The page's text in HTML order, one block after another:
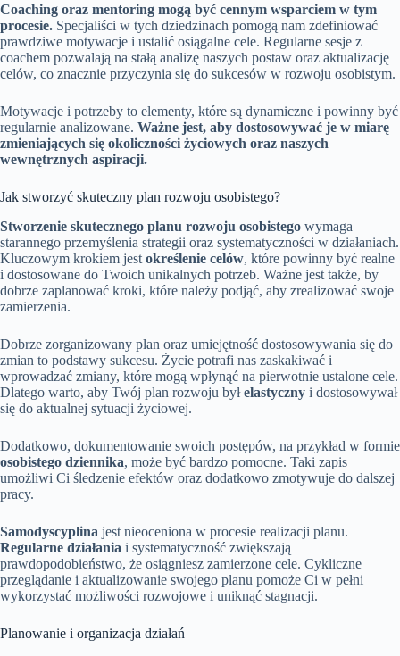
Coaching oraz mentoring mogą być cennym wsparciem w tym
procesie. Specjaliści w tych dziedzinach pomogą nam zdefiniować
prawdziwe motywacje i ustalić osiągalne cele. Regularne sesje z
coachem pozwalają na stałą analizę naszych postaw oraz aktualizację
celów, co znacznie przyczynia się do sukcesów w rozwoju osobistym.
Motywacje i potrzeby to elementy, które są dynamiczne i powinny być
regularnie analizowane. Ważne jest, aby dostosowywać je w miarę
zmieniających się okoliczności życiowych oraz naszych
wewnętrznych aspiracji.
Jak stworzyć skuteczny plan rozwoju osobistego?
Stworzenie skutecznego planu rozwoju osobistego wymaga
starannego przemyślenia strategii oraz systematyczności w działaniach.
Kluczowym krokiem jest określenie celów, które powinny być realne
i dostosowane do Twoich unikalnych potrzeb. Ważne jest także, by
dobrze zaplanować kroki, które należy podjąć, aby zrealizować swoje
zamierzenia.
Dobrze zorganizowany plan oraz umiejętność dostosowywania się do
zmian to podstawy sukcesu. Życie potrafi nas zaskakiwać i
wprowadzać zmiany, które mogą wpłynąć na pierwotnie ustalone cele.
Dlatego warto, aby Twój plan rozwoju byłelastyczny i dostosowywał
się do aktualnej sytuacji życiowej.
Dodatkowo, dokumentowanie swoich postępów, na przykład w formie
osobistego dziennika, może być bardzo pomocne. Taki zapis
umożliwi Ci śledzenie efektów oraz dodatkowo zmotywuje do dalszej
pracy.
Samodyscyplina jest nieoceniona w procesie realizacji planu.
Regularne działania i systematyczność zwiększają
prawdopodobieństwo, że osiągniesz zamierzone cele. Cykliczne
przeglądanie i aktualizowanie swojego planu pomoże Ci w pełni
wykorzystać możliwości rozwojowe i uniknąć stagnacji.
Planowanie i organizacja działań